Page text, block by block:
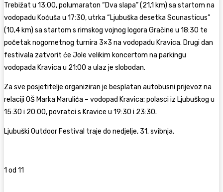
Trebižat u 13:00, polumaraton “Dva slapa” (21,1 km) sa startom na
vodopadu Koćuša u 17:30, utrka “Ljubuška desetka Scunasticus”
(10,4 km) sa startom s rimskog vojnog logora Gračine u 18:30 te
početak nogometnog turnira 3×3 na vodopadu Kravica. Drugi dan
festivala zatvorit će Jole velikim koncertom na parkingu
vodopada Kravica u 21:00 a ulaz je slobodan.
Za sve posjetitelje organiziran je besplatan autobusni prijevoz na
relaciji OŠ Marka Marulića – vodopad Kravica: polasci iz Ljubuškog u
15:30 i 20:00, povratci s Kravice u 19:30 i 23:30.
Ljubuški Outdoor Festival traje do nedjelje, 31. svibnja.
1 od 11